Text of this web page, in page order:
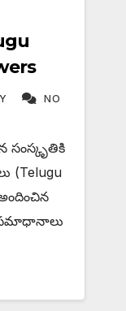
NO
సంస్కృతికి
(Telugu
సమాధానాలు